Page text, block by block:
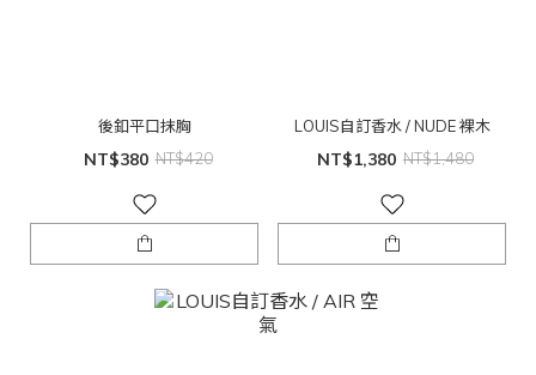
後釦平口抹胸
NT$380 NT$420
LOUIS自訂香水 / NUDE 裸木
NT$1,380 NT$1,480